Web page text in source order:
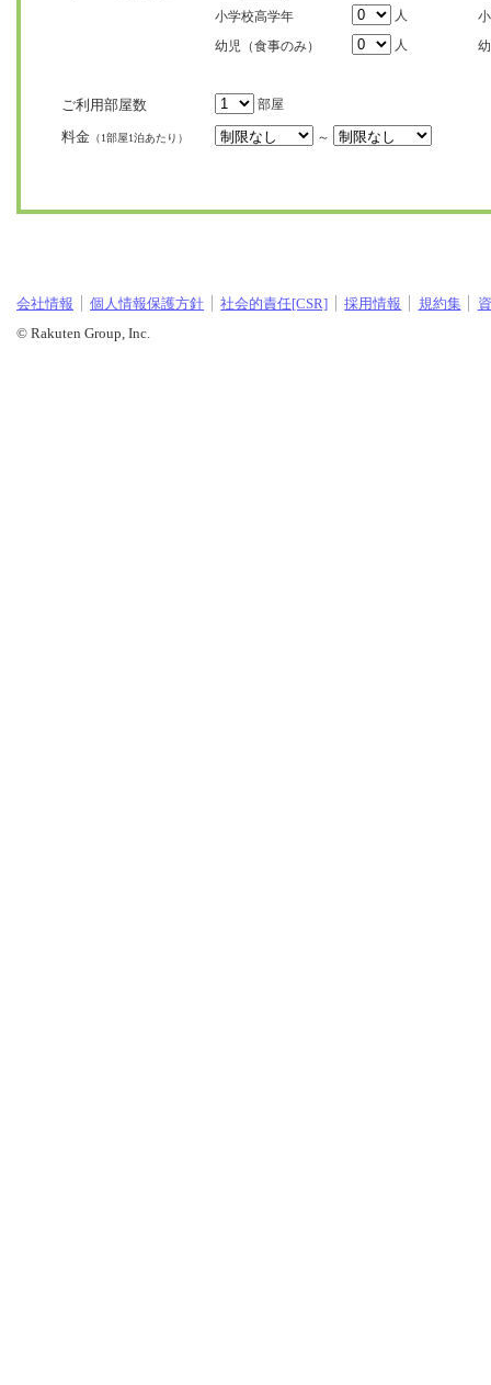
小学校高学年
人
幼児（食事のみ）
人
ご利用部屋数 部屋
料金 （1部屋1泊あたり） ～
会社情報 個人情報保護方針 社会的責任[CSR] 採用情報 規約集
© Rakuten Group, Inc.